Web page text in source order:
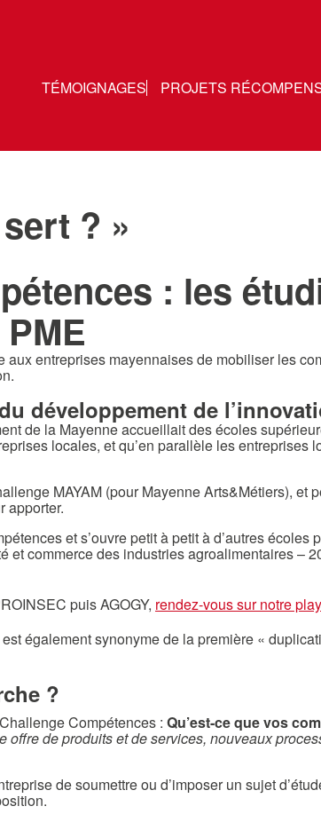
TÉMOIGNAGES PROJETS
? »
: les
entreprises mayennaises de mobiliser les
développement de
de la Mayenne accueillait des écoles
locales, et qu’en parallèle les entreprises
MAYAM (pour Mayenne Arts&Métiers), et
apporter.
et s’ouvre petit à petit à d’autres écoles
commerce des industries agroalimentaires –
puis AGOGY, rendez-vous sur notre
également synonyme de la première «
?
Compétences : Qu’est-ce que vos
offre de produits et de services, nouveaux
de soumettre ou d’imposer un sujet